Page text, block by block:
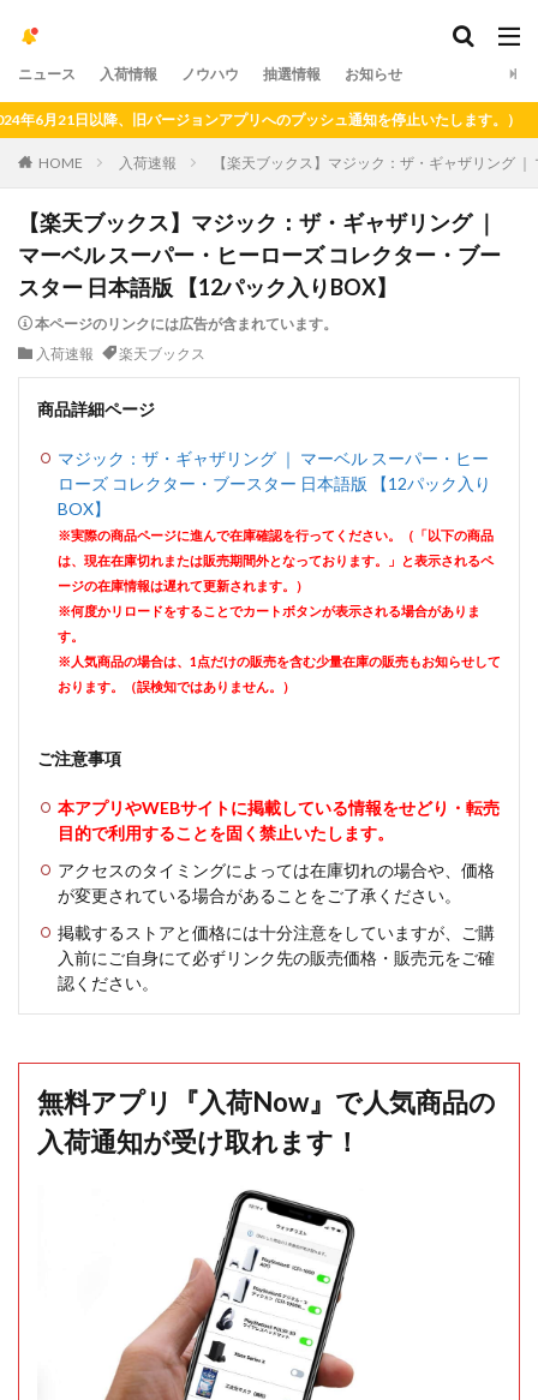
ニュース 入荷情報 ノウハウ 抽選情報 お知らせ
日以降、旧バージョンアプリへのプッシュ通知を停止いたします。）
HOME 入荷速報 【楽天ブックス】マジック：ザ・ギャザリング
【楽天ブックス】マジック：ザ・ギャザリング ｜
マーベル スーパー・ヒーローズ コレクター・ブー
スター 日本語版 【12パック入りBOX】
本ページのリンクには広告が含まれています。
入荷速報
楽天ブックス
商品詳細ページ
マジック：ザ・ギャザリング ｜ マーベル スーパー・ヒー
ローズ コレクター・ブースター 日本語版 【12パック入り
BOX】
※実際の商品ページに進んで在庫確認を行ってください。（「以下の商品
は、現在在庫切れまたは販売期間外となっております。」と表示されるペ
ージの在庫情報は遅れて更新されます。）
※何度かリロードをすることでカートボタンが表示される場合がありま
す。
※人気商品の場合は、1点だけの販売を含む少量在庫の販売もお知らせして
おります。（誤検知ではありません。）
ご注意事項
本アプリやWEBサイトに掲載している情報をせどり・転売
目的で利用することを固く禁止いたします。
アクセスのタイミングによっては在庫切れの場合や、価格
が変更されている場合があることをご了承ください。
掲載するストアと価格には十分注意をしていますが、ご購
入前にご自身にて必ずリンク先の販売価格・販売元をご確
認ください。
無料アプリ『入荷Now』で人気商品の
入荷通知が受け取れます！